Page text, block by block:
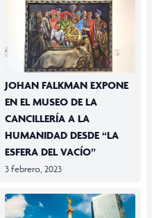
JOHAN FALKMAN EXPONE
EN EL MUSEO DE LA
CANCILLERÍA A LA
HUMANIDAD DESDE “LA
ESFERA DEL VACÍO”
3 febrero, 2023